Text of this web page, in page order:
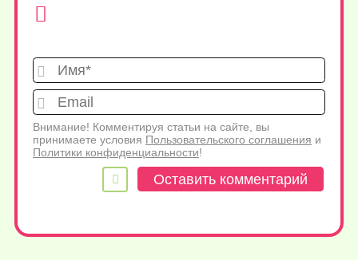
Имя*
Внимание! Комментируя статьи на сайте, вы
принимаете условия Пользовательского соглашения и
Политики конфиденциальности!